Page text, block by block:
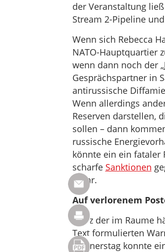
der Veranstaltung
Stream 2-Pipeline
Wenn sich Rebecca
NATO-Hauptquartier
wenn dann noch der
Gesprächspartner in
antirussische
Wenn allerdings
Reserven darstellen,
sollen – dann
russische
könnte ein ein fataler
scharfe Sanktionen
mehr.
Auf verlorenem
Trotz der im Raume
Text formulierten
Donnerstag konnte